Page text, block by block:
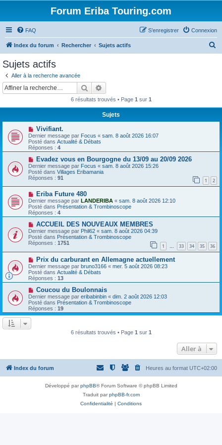
Forum Eriba Touring.com
FAQ Connexion
S’enregistrer
Index du forum Rechercher Sujets actifs
r
Sujets actifs
Aller à la recherche avancée
Rechercher
6 résultats trouvés • Page 1 sur 1
Sujets
N
o
u
v
e
a
u
m
e
s
s
a
g
e
Vivifiant.
Dernier message par Focus « sam. 8 août 2026 16:07
Posté dans Actualité & Débats
Réponses : 4
N
o
u
v
e
a
m
e
s
s
a
g
e
Evadez vous en Bourgogne du 13/09 au 20/09 2026
Dernier message par Focus « sam. 8 août 2026 15:26
Posté dans Villages Eribamania
Réponses : 91 1 2
N
o
u
v
e
u
m
e
s
s
a
g
e
Eriba Future 480
Dernier message par LANDERIBA « sam. 8 août 2026 12:10
Posté dans Présentation & Trombinoscope
Réponses : 4
N
o
u
v
e
a
u
m
e
s
s
a
g
e
ACCUEIL DES NOUVEAUX MEMBRES
Dernier message par Phil62 « sam. 8 août 2026 04:39
Posté dans Présentation & Trombinoscope
Réponses : 1751 1 … 33 34 35 36
N
o
u
v
e
a
m
e
s
Prix ​​du carburant en Allemagne actuellement
Dernier message par bruno3166 « mer. 5 août 2026 08:23
Posté dans Actualité & Débats
Réponses : 13
N
o
u
v
e
g
e
Coucou du Boulonnais
Dernier message par eribabinbin « dim. 2 août 2026 12:03
Posté dans Présentation & Trombinoscope
Réponses : 19
6 résultats trouvés • Page 1 sur 1
Aller à
Index du forum Heures au format UTC+02:00
Développé parphpBB® Forum Software © phpBB Limited
Traduit parphpBB-fr.com
Confidentialité | Conditions